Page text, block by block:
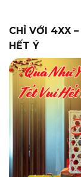
CHỈ VỚI 4XX
HẾT Ý